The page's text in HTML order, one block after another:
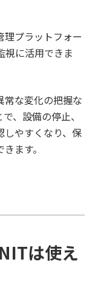
プラットフォー
視に活用できま
常な変化の把握な
、設備の停止、
しやすくなり、保
ます。
は使え